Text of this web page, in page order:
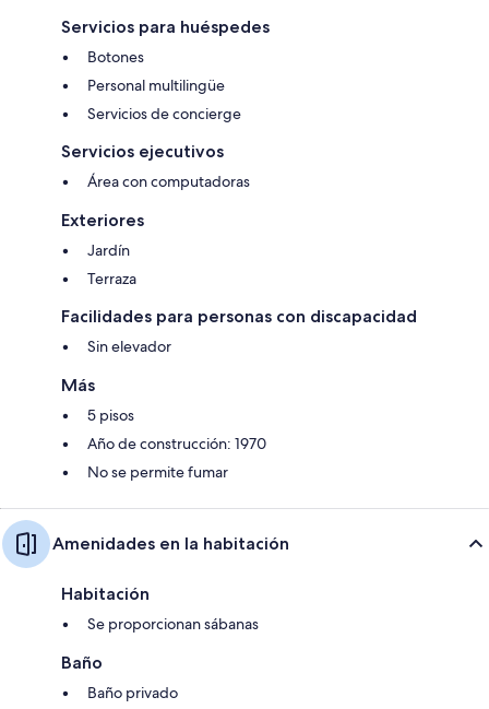
Servicios para huéspedes
Botones
Personal multilingüe
Servicios de concierge
Servicios ejecutivos
Área con computadoras
Exteriores
Jardín
Terraza
Facilidades para personas con discapacidad
Sin elevador
Más
5 pisos
Año de construcción: 1970
No se permite fumar
Amenidades en la habitación
Habitación
Se proporcionan sábanas
Baño
Baño privado